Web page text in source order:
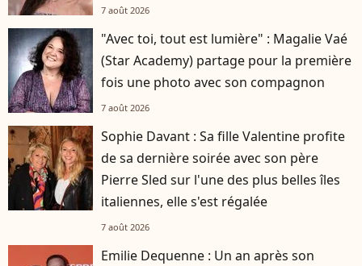
7 août 2026
"Avec toi, tout est lumière" : Magalie Vaé
(Star Academy) partage pour la première
fois une photo avec son compagnon
7 août 2026
Sophie Davant : Sa fille Valentine profite
de sa dernière soirée avec son père
Pierre Sled sur l'une des plus belles îles
italiennes, elle s'est régalée
7 août 2026
Emilie Dequenne : Un an après son